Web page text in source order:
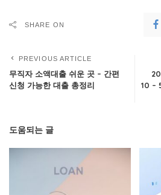
SHARE ON
PREVIOUS ARTICLE
무직자 소액대출 쉬운 곳 – 간편
신청 가능한 대출 총정리
10 –
도움되는 글